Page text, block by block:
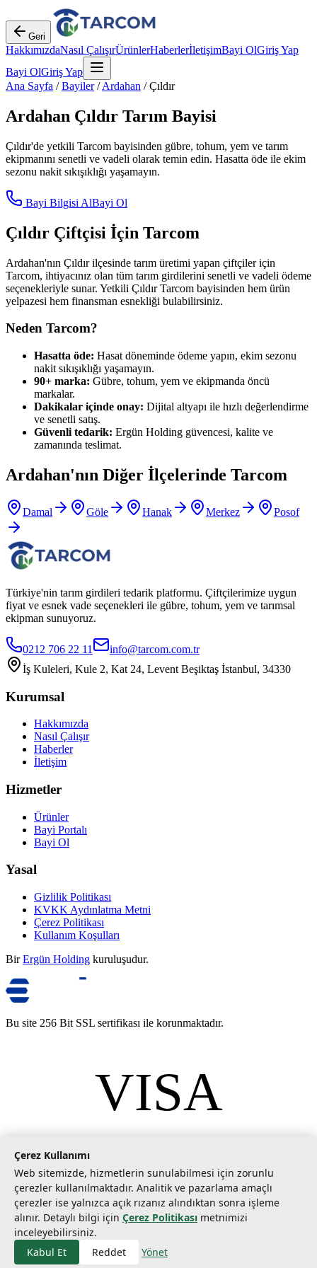
Geri
HakkımızdaNasıl ÇalışırÜrünlerHaberlerİletişimBayi OlGiriş Yap
Bayi OlGiriş Yap
Ana Sayfa /Bayiler/Ardahan /Çıldır
Ardahan Çıldır Tarım Bayisi
Çıldır'de yetkili Tarcom bayisinden gübre, tohum, yem ve tarım
ekipmanını senetli ve vadeli olarak temin edin. Hasatta öde ile ekim
sezonu nakit sıkışıklığı yaşamayın.
Bayi Bilgisi AlBayi Ol
Çıldır Çiftçisi İçin Tarcom
Ardahan'nın Çıldırilçesinde tarım üretimi yapan çiftçiler için
Tarcom, ihtiyacınız olan tüm tarım girdilerini senetli ve vadeli ödeme
seçenekleriyle sunar. Yetkili ÇıldırTarcom bayisinden hem ürün
yelpazesi hem finansman esnekliği bulabilirsiniz.
Neden Tarcom?
Hasatta öde: Hasat döneminde ödeme yapın, ekim sezonu
nakit sıkışıklığı yaşamayın.
90+ marka: Gübre, tohum, yem ve ekipmanda öncü
markalar.
Dakikalar içinde onay: Dijital altyapı ile hızlı değerlendirme
ve senetli satış.
Güvenli tedarik: Ergün Holding güvencesi, kalite ve
zamanında teslimat.
Ardahan'nın Diğer İlçelerinde Tarcom
Damal Göle Hanak Merkez Posof
Türkiye'nin tarım girdileri tedarik platformu. Çiftçilerimize uygun
fiyat ve esnek vade seçenekleri ile gübre, tohum, yem ve tarımsal
ekipman sunuyoruz.
0212 706 22 11
info@tarcom.com.tr
İş Kuleleri, Kule 2, Kat 24, Levent Beşiktaş İstanbul, 34330
Kurumsal
Hakkımızda
Nasıl Çalışır
Haberler
İletişim
Hizmetler
Ürünler
Bayi Portalı
Bayi Ol
Yasal
Gizlilik Politikası
KVKK Aydınlatma Metni
Çerez Politikası
Kullanım Koşulları
Bir Ergün Holding kuruluşudur.
Bu site 256 Bit SSL sertifikası ile korunmaktadır.
VISA
mastercard
2026Tarımcom Tarım ve Teknoloji A.Ş. Tüm hakları saklıdır.